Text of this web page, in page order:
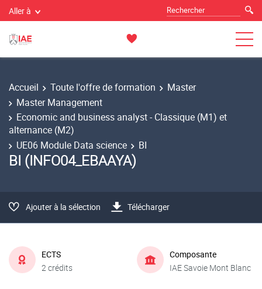
Aller à
Accueil Toute l'offre de formation
Master
Master Management
Economic and business analyst - Classique (M1) et
alternance (M2)
UE06 Module Data science
BI
BI (INFO04_EBAAYA)
Ajouter à la sélection Télécharger
ECTS
2 crédits
Composante
IAE Savoie Mont Blanc